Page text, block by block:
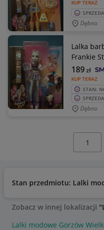
KUP TERAZ
Dębno
Lalka barbie Mattel monster High
Frankie
KUP TERAZ
189zł
STAN:
Dębno
Stan przedmiotu: Lalki
Zobacz w innej lokalizacji
Lalki modowe Gorzów